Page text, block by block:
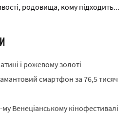
родовища, кому підходить...
і рожевому золоті
смартфон за 76,5 тисяч
Венеціанському кінофестивалі